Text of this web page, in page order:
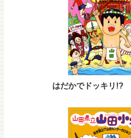
はだかでドッキリ!?